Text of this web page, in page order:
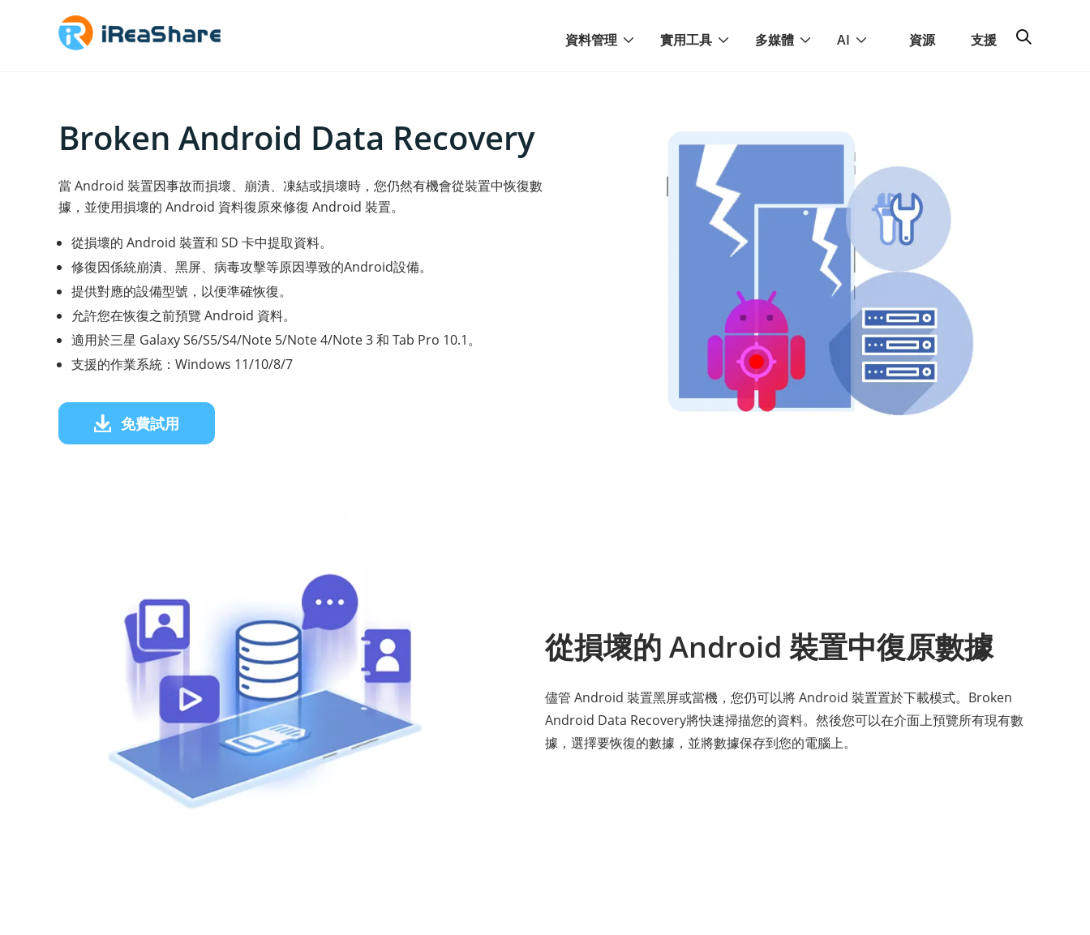
資料管理 實用工具 多媒體 AI 資源 支援
Broken Android Data Recovery
當 Android 裝置因事故而損壞、崩潰、凍結或損壞時，您仍然有機會從裝置中恢復數
據，並使用損壞的 Android 資料復原來修復 Android 裝置。
從損壞的 Android 裝置和 SD 卡中提取資料。
修復因係統崩潰、黑屏、病毒攻擊等原因導致的Android設備。
提供對應的設備型號，以便準確恢復。
允許您在恢復之前預覽 Android 資料。
適用於三星 Galaxy S6/S5/S4/Note 5/Note 4/Note 3 和 Tab Pro 10.1。
支援的作業系統：Windows 11/10/8/7
免費試用
從損壞的 Android 裝置中復原數據
儘管 Android 裝置黑屏或當機，您仍可以將 Android 裝置置於下載模式。Broken
Android Data Recovery將快速掃描您的資料。然後您可以在介面上預覽所有現有數
據，選擇要恢復的數據，並將數據保存到您的電腦上。